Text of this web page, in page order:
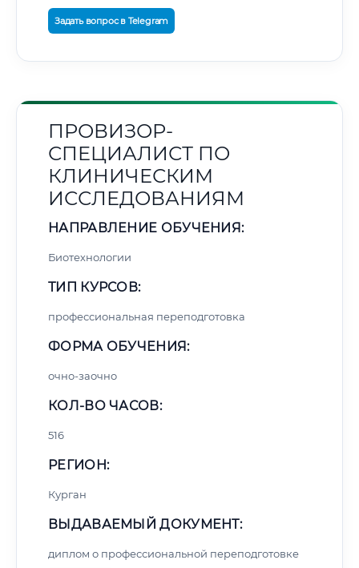
Задать вопрос в Telegram
ПРОВИЗОР-
СПЕЦИАЛИСТ ПО
КЛИНИЧЕСКИМ
ИССЛЕДОВАНИЯМ
НАПРАВЛЕНИЕ ОБУЧЕНИЯ:
Биотехнологии
ТИП КУРСОВ:
профессиональная переподготовка
ФОРМА ОБУЧЕНИЯ:
очно-заочно
КОЛ-ВО ЧАСОВ:
516
РЕГИОН:
Курган
ВЫДАВАЕМЫЙ ДОКУМЕНТ:
диплом о профессиональной переподготовке